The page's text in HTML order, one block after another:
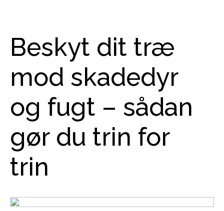
Beskyt dit træ
mod skadedyr
og fugt – sådan
gør du trin for
trin